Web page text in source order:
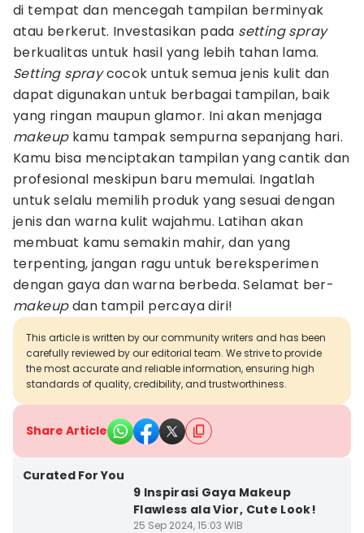
di tempat dan mencegah tampilan berminyak
atau berkerut. Investasikan pada setting spray
berkualitas untuk hasil yang lebih tahan lama.
Setting spraycocok untuk semua jenis kulit dan
dapat digunakan untuk berbagai tampilan, baik
yang ringan maupun glamor. Ini akan menjaga
makeupkamu tampak sempurna sepanjang hari.
Kamu bisa menciptakan tampilan yang cantik dan
profesional meskipun baru memulai. Ingatlah
untuk selalu memilih produk yang sesuai dengan
jenis dan warna kulit wajahmu. Latihan akan
membuat kamu semakin mahir, dan yang
terpenting, jangan ragu untuk bereksperimen
dengan gaya dan warna berbeda. Selamat ber-
makeupdan tampil percaya diri!
This article is written by our community writers and has been
carefully reviewed by our editorial team. We strive to provide
the most accurate and reliable information, ensuring high
standards of quality, credibility, and trustworthiness.
Share Article
Curated For You
9 Inspirasi Gaya Makeup
Flawless ala Vior, Cute Look!
25 Sep 2024, 15:03 WIB